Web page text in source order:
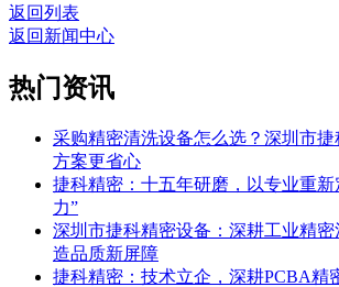
返回列表
返回新闻中心
热门资讯
采购精密清洗设备怎么选？深圳市
方案更省心
捷科精密：十五年研磨，以专业重
力”
深圳市捷科精密设备：深耕工业精密
造品质新屏障
捷科精密：技术立企，深耕PCBA精